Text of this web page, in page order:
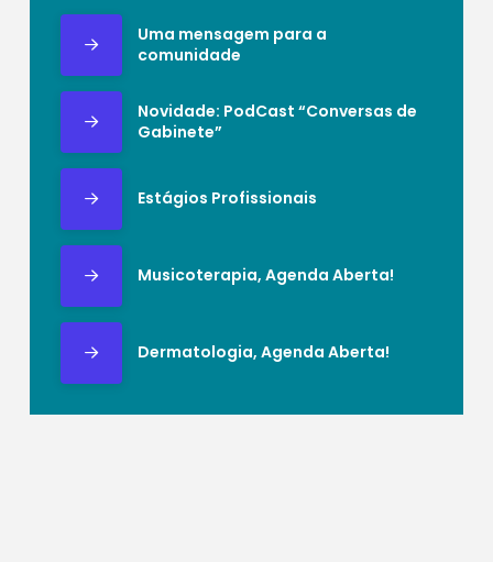
Uma mensagem para a
comunidade
Novidade: PodCast “Conversas de
Gabinete”
Estágios Profissionais
Musicoterapia, Agenda Aberta!
Dermatologia, Agenda Aberta!